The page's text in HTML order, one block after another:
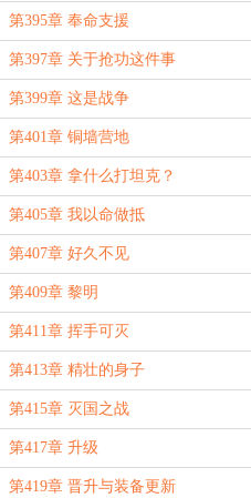
第395章 奉命支援
第397章 关于抢功这件事
第399章 这是战争
第401章 铜墙营地
第403章 拿什么打坦克？
第405章 我以命做抵
第407章 好久不见
第409章 黎明
第411章 挥手可灭
第413章 精壮的身子
第415章 灭国之战
第417章 升级
第419章 晋升与装备更新